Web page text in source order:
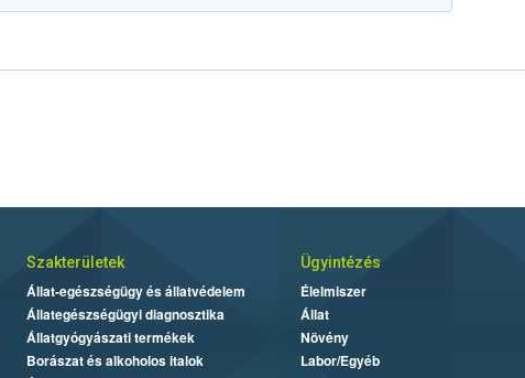
Szakterületek
Állat-egészségügy és állatvédelem
Állategészségügyi diagnosztika
Állatgyógyászati termékek
Borászat és alkoholos italok
Ügyintézés
Élelmiszer
Állat
Növény
Labor/Egyéb